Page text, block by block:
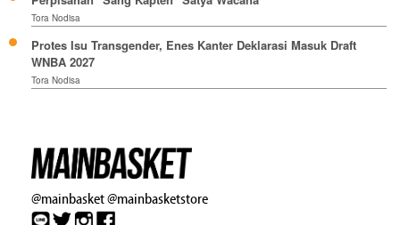
Tora Nodisa
Protes Isu Transgender, Enes Kanter Deklarasi Masuk Draft
WNBA 2027
Tora Nodisa
@mainbasket@mainbasketstore